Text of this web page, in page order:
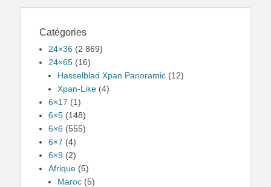
Catégories
24×36 (2 869)
24×65 (16)
Hasselblad Xpan Panoramic (12)
Xpan-Like (4)
6×17 (1)
6×5 (148)
6×6 (555)
6×7 (4)
6×9 (2)
Afrique (5)
Maroc (5)